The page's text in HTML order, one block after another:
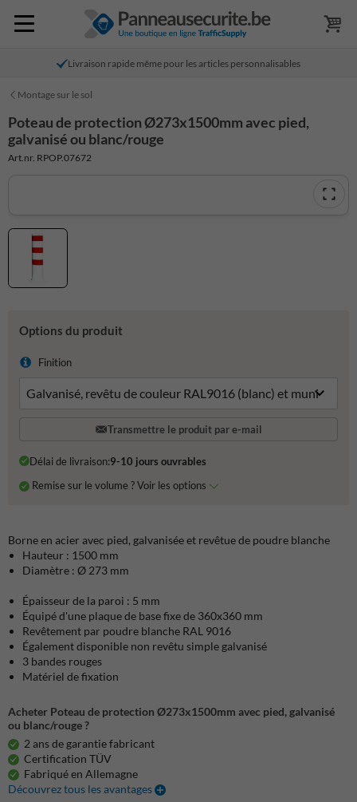
Livraison rapide même pour les articles personnalisables
Montage sur le sol
Poteau de protection Ø273x1500mm avec pied,
galvanisé ou blanc/rouge
Art.nr. RPOP.07672
Options du produit
Finition
Transmettre le produit par e-mail
Délai de livraison:9-10 jours ouvrables
Remise sur le volume ? Voir les options
Borne en acier avec pied, galvanisée et revêtue de poudre blanche
Hauteur : 1500 mm
Diamètre : Ø 273 mm
Épaisseur de la paroi : 5 mm
Équipé d'une plaque de base fixe de 360x360 mm
Revêtement par poudre blanche RAL 9016
Également disponible non revêtu simple galvanisé
3 bandes rouges
Matériel de fixation
Acheter Poteau de protection Ø273x1500mm avec pied, galvanisé
ou blanc/rouge ?
2 ans de garantie fabricant
Certification TÜV
Fabriqué en Allemagne
Découvrez tous les avantages